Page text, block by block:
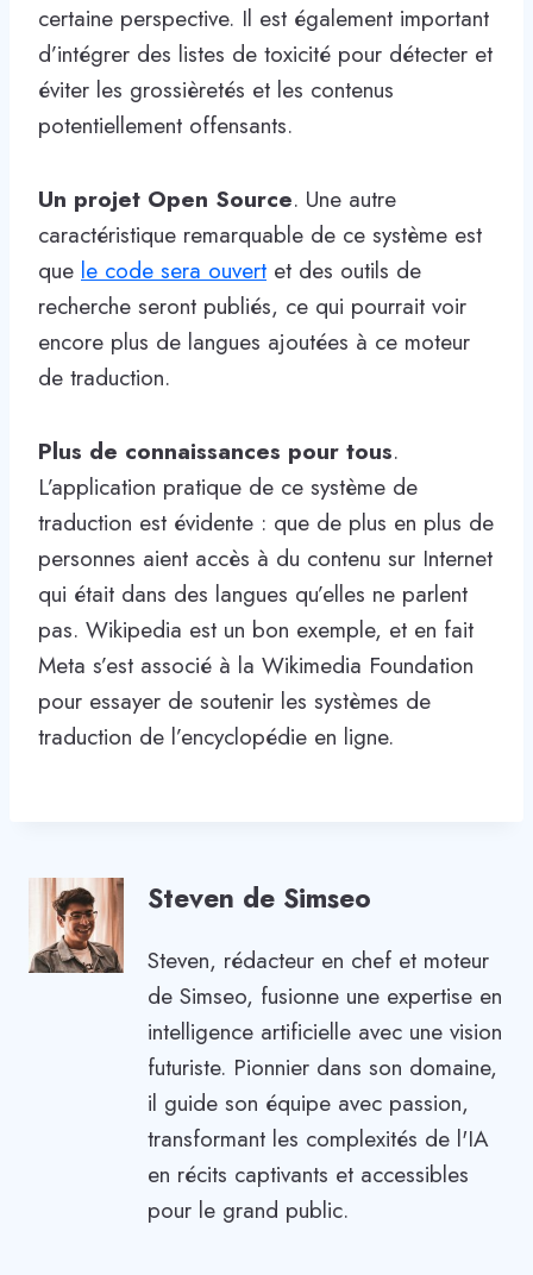
certaine perspective. Il est également important
d’intégrer des listes de toxicité pour détecter et
éviter les grossièretés et les contenus
potentiellement offensants.
Un projet Open Source. Une autre
caractéristique remarquable de ce système est
que le code sera ouvert et des outils de
recherche seront publiés, ce qui pourrait voir
encore plus de langues ajoutées à ce moteur
de traduction.
Plus de connaissances pour tous.
L’application pratique de ce système de
traduction est évidente : que de plus en plus de
personnes aient accès à du contenu sur Internet
qui était dans des langues qu’elles ne parlent
pas. Wikipedia est un bon exemple, et en fait
Meta s’est associé à la Wikimedia Foundation
pour essayer de soutenir les systèmes de
traduction de l’encyclopédie en ligne.
Steven de Simseo
Steven, rédacteur en chef et moteur
de Simseo, fusionne une expertise en
intelligence artificielle avec une vision
futuriste. Pionnier dans son domaine,
il guide son équipe avec passion,
transformant les complexités de l'IA
en récits captivants et accessibles
pour le grand public.